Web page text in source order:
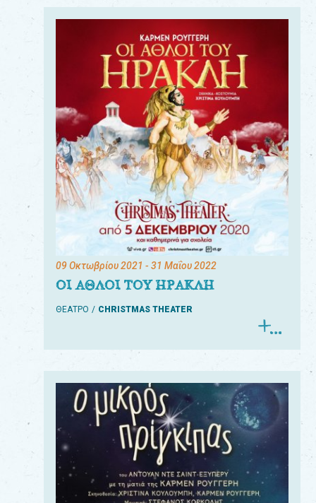
09 Οκτωβρίου 2021 - 31 Μαΐου 2022
ΟΙ ΑΘΛΟΙ ΤΟΥ ΗΡΑΚΛΗ
ΘΕΑΤΡΟ CHRISTMAS THEATER